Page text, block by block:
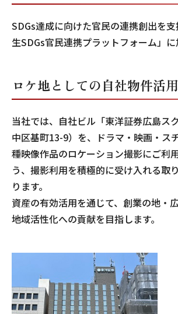
SDGs達成に向けた官民の連携創出を
生SDGs官民連携プラットフォーム」に
ロケ地としての自社物件活
当社では、自社ビル「東洋証券広島ス
中区基町13-9）を、ドラマ・映画・ス
種映像作品のロケーション撮影にご利
う、撮影利用を積極的に受け入れる取
ります。
資産の有効活用を通じて、創業の地・
地域活性化への貢献を目指します。